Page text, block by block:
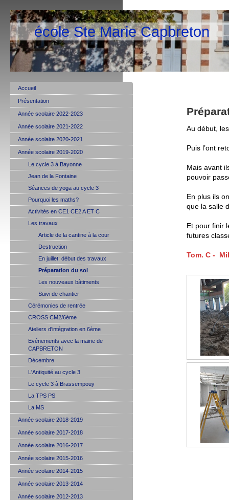
école Ste Marie Capbreton
Au début,
Puis l’ont
Mais avant
pouvoir
En plus ils
que la salle
Et pour finir
futures
Tom. C -
Accueil
Présentation
Année scolaire 2022-2023
Année scolaire 2021-2022
Année scolaire 2020-2021
Année scolaire 2019-2020
Le cycle 3 à Bayonne
Jean de la Fontaine
Séances de yoga au cycle 3
Pourquoi les maths?
Activités en CE1 CE2 A ET C
Les travaux
Article de la cantine à la cour
Destruction
En juillet: début des travaux
Préparation du sol
Les nouveaux bâtiments
Suivi de chantier
Cérémonies de rentrée
CROSS CM2/6ème
Ateliers d'intégration en 6ème
Evénements avec la mairie de
CAPBRETON
Décembre
L'Antiquité au cycle 3
Le cycle 3 à Brassempouy
La TPS PS
La MS
Année scolaire 2018-2019
Année scolaire 2017-2018
Année scolaire 2016-2017
Année scolaire 2015-2016
Année scolaire 2014-2015
Année scolaire 2013-2014
Année scolaire 2012-2013